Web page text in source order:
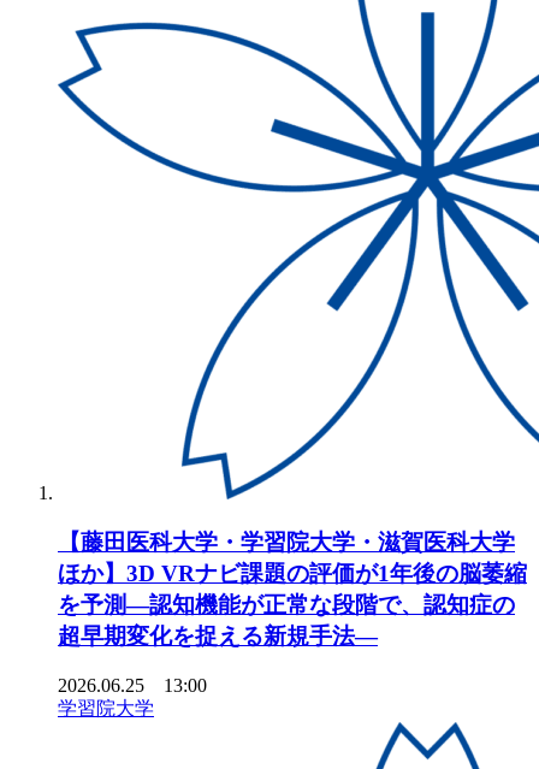
【藤田医科大学・学習院大学・滋賀医科大学
ほか】3D VRナビ課題の評価が1年後の脳萎縮
を予測―認知機能が正常な段階で、認知症の
超早期変化を捉える新規手法―
2026.06.25 13:00
学習院大学